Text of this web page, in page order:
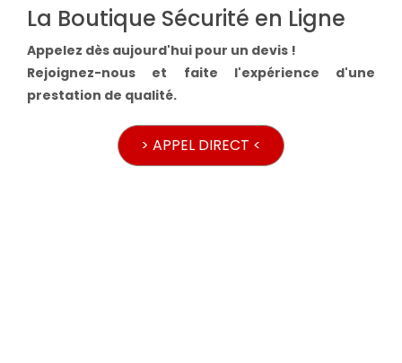
La Boutique Sécurité en Ligne
Appelez dès aujourd'hui pour un devis !
Rejoignez-nous et faite l'expérience d'une
prestation de qualité.
> APPEL DIRECT <